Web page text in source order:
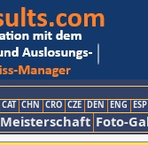
CAT CHN CRO CZE DEN ENG ESP
Meisterschaft Foto-